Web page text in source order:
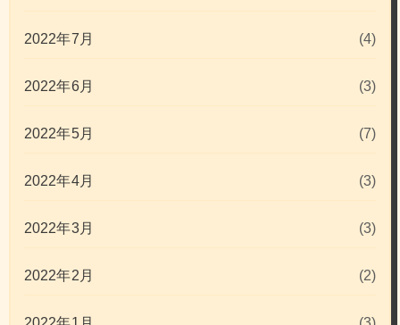
2022年7月 (4)
2022年6月 (3)
2022年5月 (7)
2022年4月 (3)
2022年3月 (3)
2022年2月 (2)